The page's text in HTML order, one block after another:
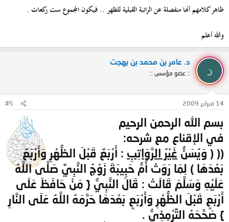
ظاهر كلامهم أنها منفصلة عن الراتبة القبلية للظهر .. فيكون المجموع ست ركعات .
والله أعلم
د
د. عامر بن محمد بن بهجت
:: عضو مؤسس ::
14 فبراير 2009 #5
بسم الله الرحمن الرحيم
في الإقناع مع شرحه:
(( ( وَيُسَنُّ غَيْرُ الرَّوَاتِبِ : أَرْبَعٌ قَبْلَ الظُّهْرِ وَأَرْبَعٌ
بَعْدَهَا ) لِمَا رَوَتْ أُمُّ حَبِيبَةَ زَوْجُ النَّبِيِّ صَلَّى اللَّهُ
عَلَيْهِ وَسَلَّمَ قَالَتْ : قَالَ النَّبِيُّ { مَنْ حَافَظَ عَلَى
أَرْبَعٍ قَبْلَ الظُّهْرِ وَأَرْبَعٍ بَعْدَهَا حَرَّمَهُ اللَّهُ عَلَى النَّارِ
} صَحَّحَهُ التِّرْمِذِيُّ .